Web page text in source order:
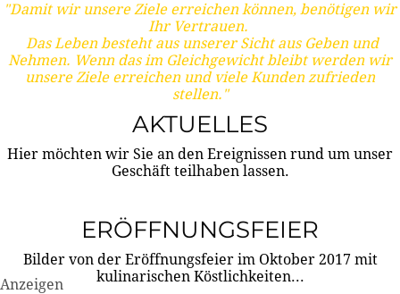
"Damit wir unsere Ziele erreichen können, benötigen wir
Ihr Vertrauen.
Das Leben besteht aus unserer Sicht aus Geben und
Nehmen. Wenn das im Gleichgewicht bleibt werden wir
unsere Ziele erreichen und viele Kunden zufrieden
stellen."
AKTUELLES
Hier möchten wir Sie an den Ereignissen rund um unser
Geschäft teilhaben lassen.
ERÖFFNUNGSFEIER
Bilder von der Eröffnungsfeier im Oktober 2017 mit
kulinarischen Köstlichkeiten...
Anzeigen